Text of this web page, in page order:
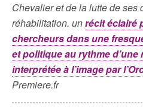
Chevalier et de la lutte de ses
réhabilitation. unrécit éclairé
chercheurs dans une
et politique au rythme
interprétée à l’image par
Premiere.fr